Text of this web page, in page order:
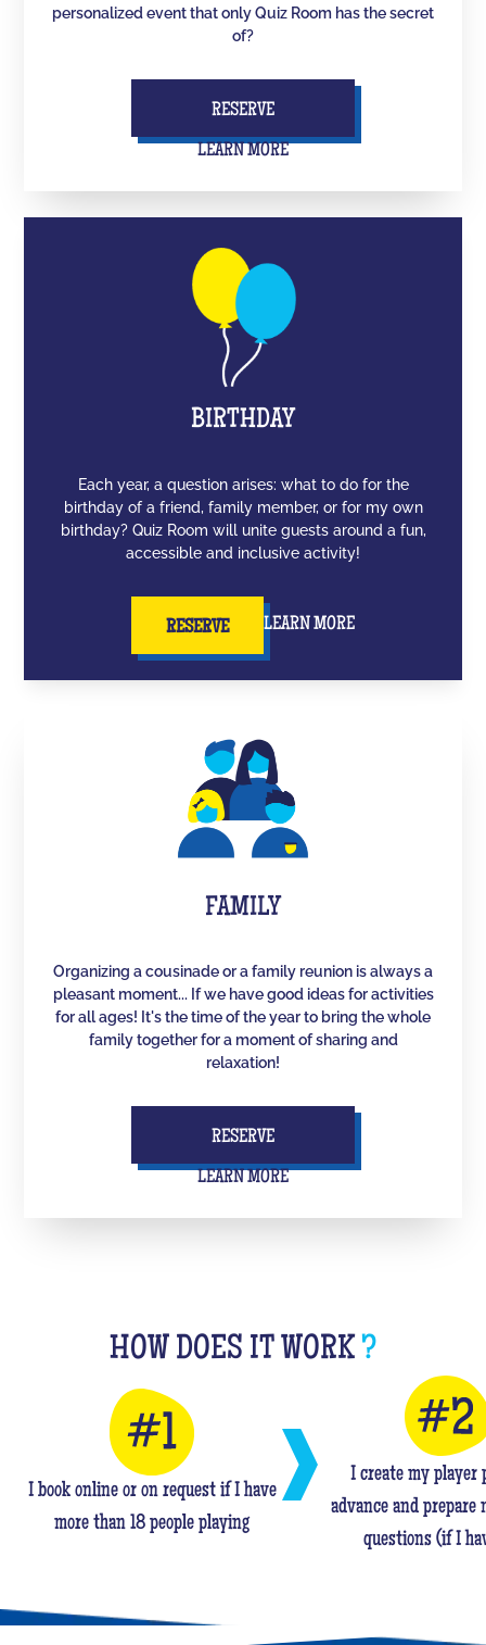
personalized event that only Quiz Room has the secret
of?
RESERVE
LEARN MORE
BIRTHDAY
Each year, a question arises: what to do for the
birthday of a friend, family member, or for my own
birthday? Quiz Room will unite guests around a fun,
accessible and inclusive activity!
RESERVE LEARN MORE
FAMILY
Organizing a cousinade or a family reunion is always a
pleasant moment... If we have good ideas for activities
for all ages! It's the time of the year to bring the whole
family together for a moment of sharing and
relaxation!
RESERVE
LEARN MORE
HOW DOES IT WORK ?
I book online or on request if I have
more than 18 people playing
I create my player
advance and prepare
questions (if I